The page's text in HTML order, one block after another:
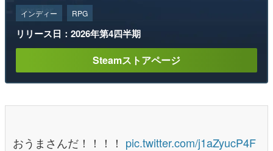
インディー RPG
リリース日：2026年第4四半期
Steamストアページ
おうまさんだ！！！！ pic.twitter.com/j1aZyucP4F